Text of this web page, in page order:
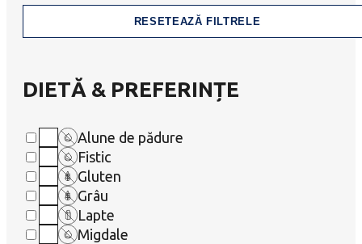
RESETEAZĂ FILTRELE
DIETĂ & PREFERINȚE
Alune de pădure
Fistic
Gluten
Grâu
Lapte
Migdale